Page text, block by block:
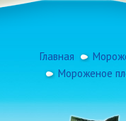
Главная
Мороженое